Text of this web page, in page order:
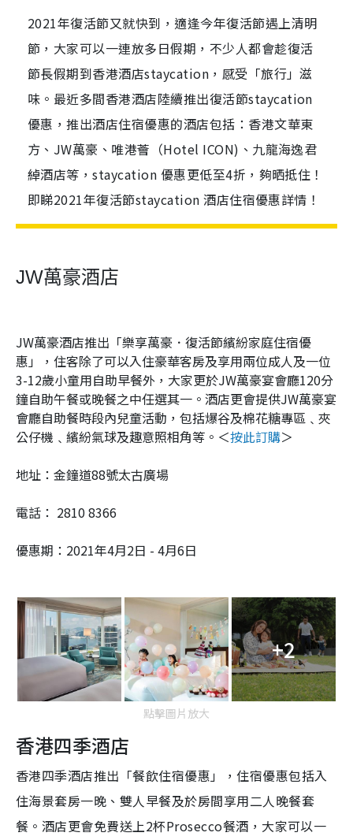
2021年復活節又就快到，適逢今年復活節遇上清明
節，大家可以一連放多日假期，不少人都會趁復活
節長假期到香港酒店staycation，感受「旅行」滋
味。最近多間香港酒店陸續推出復活節staycation
優惠，推出酒店住宿優惠的酒店包括：香港文華東
方、JW萬豪、唯港薈（Hotel ICON)、九龍海逸君
綽酒店等，staycation 優惠更低至4折，夠晒抵住！
即睇2021年復活節staycation 酒店住宿優惠詳情！
JW萬豪酒店
JW萬豪酒店推出「樂享萬豪．復活節繽紛家庭住宿優
惠」，住客除了可以入住豪華客房及享用兩位成人及一位
3-12歲小童用自助早餐外，大家更於JW萬豪宴會廳120分
鐘自助午餐或晚餐之中任選其一。酒店更會提供JW萬豪宴
會廳自助餐時段內兒童活動，包括爆谷及棉花糖專區﹑夾
公仔機﹑繽紛氣球及趣意照相角等。＜按此訂購＞
地址：金鐘道88號太古廣場
電話： 2810 8366
優惠期：2021年4月2日 - 4月6日
+2
點擊圖片放大
香港四季酒店
香港四季酒店推出「餐飲住宿優惠」，住宿優惠包括入
住海景套房一晚、雙人早餐及於房間享用二人晚餐套
餐。酒店更會免費送上2杯Prosecco餐酒，大家可以一